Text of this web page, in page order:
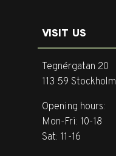
VISIT US
Tegnérgatan 20
113 59 Stockholm
Opening hours:
Mon-Fri: 10-18
Sat: 11-16